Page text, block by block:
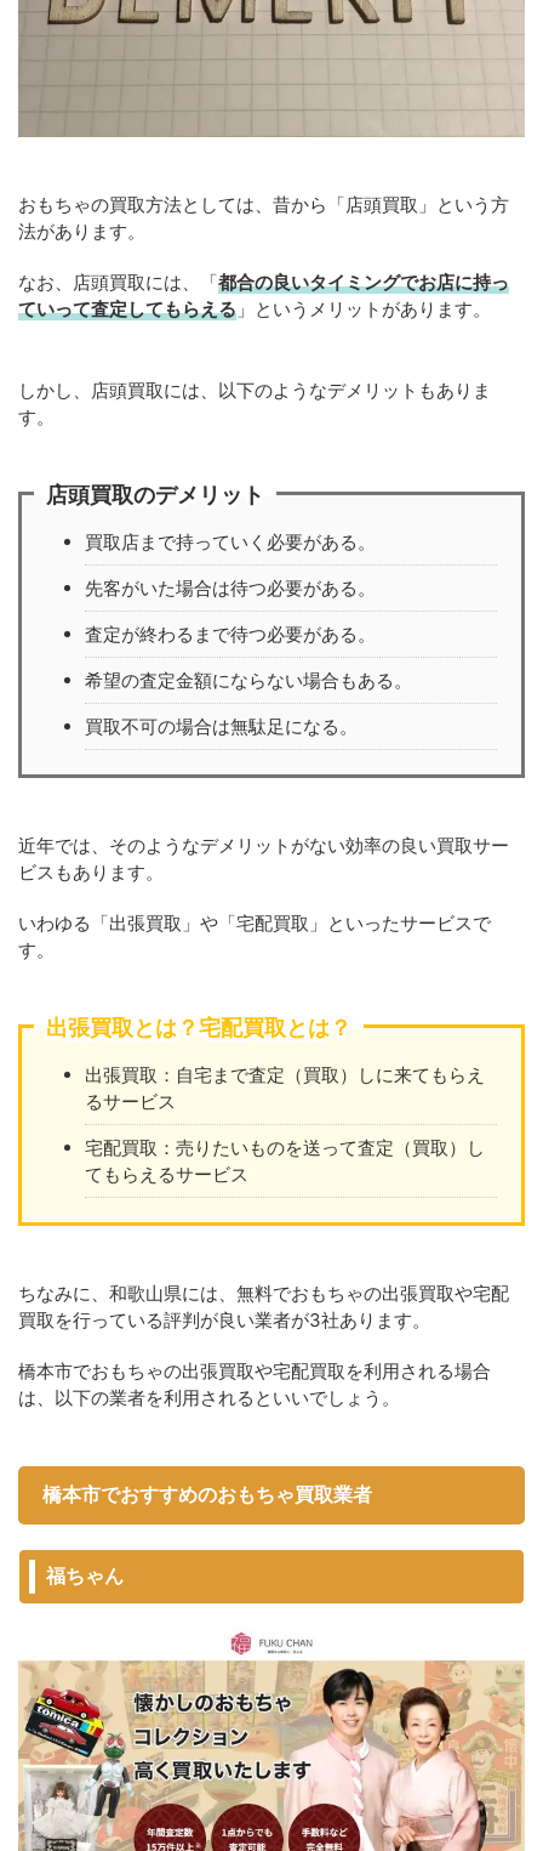
おもちゃの買取方法としては、昔から「店頭買取」という方
法があります。
なお、店頭買取には、「都合の良いタイミングでお店に持っ
ていって査定してもらえる 」というメリットがあります。
しかし、店頭買取には、以下のようなデメリットもありま
す。
店頭買取のデメリット
買取店まで持っていく必要がある。
先客がいた場合は待つ必要がある。
査定が終わるまで待つ必要がある。
希望の査定金額にならない場合もある。
買取不可の場合は無駄足になる。
近年では、そのようなデメリットがない効率の良い買取サー
ビスもあります。
いわゆる「出張買取」や「宅配買取」といったサービスで
す。
出張買取とは？宅配買取とは？
出張買取：自宅まで査定（買取）しに来てもらえ
るサービス
宅配買取：売りたいものを送って査定（買取）し
てもらえるサービス
ちなみに、和歌山県には、無料でおもちゃの出張買取や宅配
買取を行っている評判が良い業者が3社あります。
橋本市でおもちゃの出張買取や宅配買取を利用される場合
は、以下の業者を利用されるといいでしょう。
橋本市でおすすめのおもちゃ買取業者
福ちゃん